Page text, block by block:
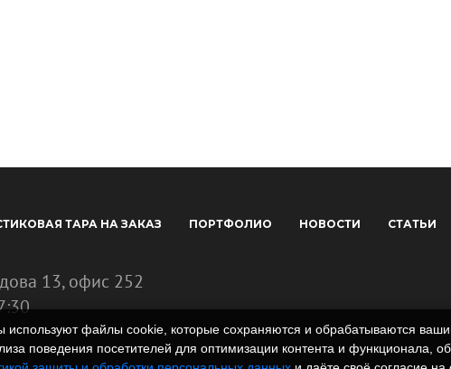
ТАРА НА ЗАКАЗ ПОРТФОЛИО НОВОСТИ СТАТЬИ
13, офис 252
используют файлы cookie, которые сохраняются и обрабатываются
поведения посетителей для оптимизации контента и функционала,